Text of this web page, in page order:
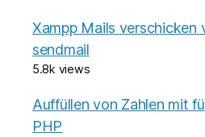
Xampp Mails verschicken
sendmail
5.8k views
Auffüllen von Zahlen mit
PHP